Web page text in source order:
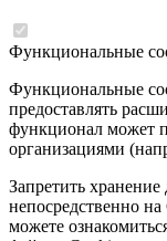
Функциональные
Функциональные
предоставлять
функционал может
организациями
Запретить
непосредственно
можете